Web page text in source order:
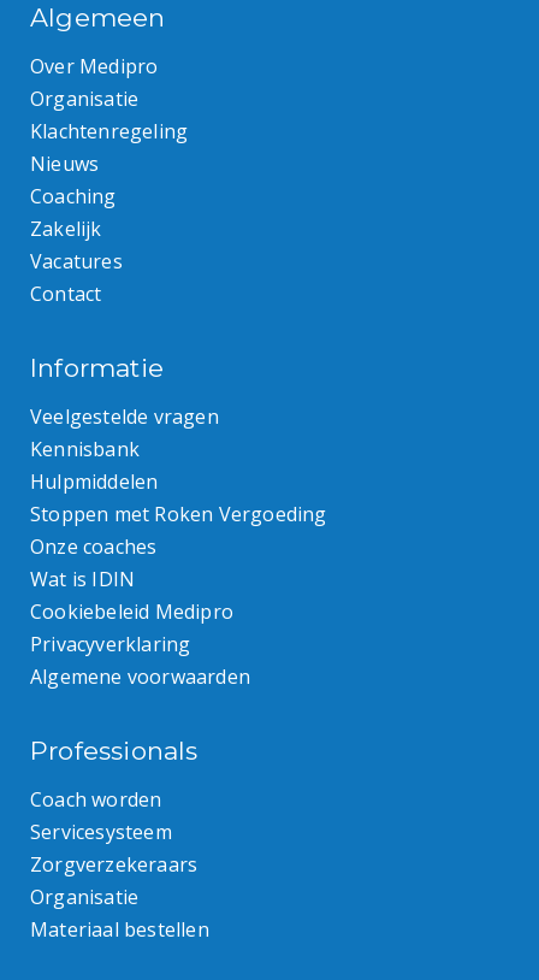
Algemeen
Over Medipro
Organisatie
Klachtenregeling
Nieuws
Coaching
Zakelijk
Vacatures
Contact
Informatie
Veelgestelde vragen
Kennisbank
Hulpmiddelen
Stoppen met Roken Vergoeding
Onze coaches
Wat is IDIN
Cookiebeleid Medipro
Privacyverklaring
Algemene voorwaarden
Professionals
Coach worden
Servicesysteem
Zorgverzekeraars
Organisatie
Materiaal bestellen